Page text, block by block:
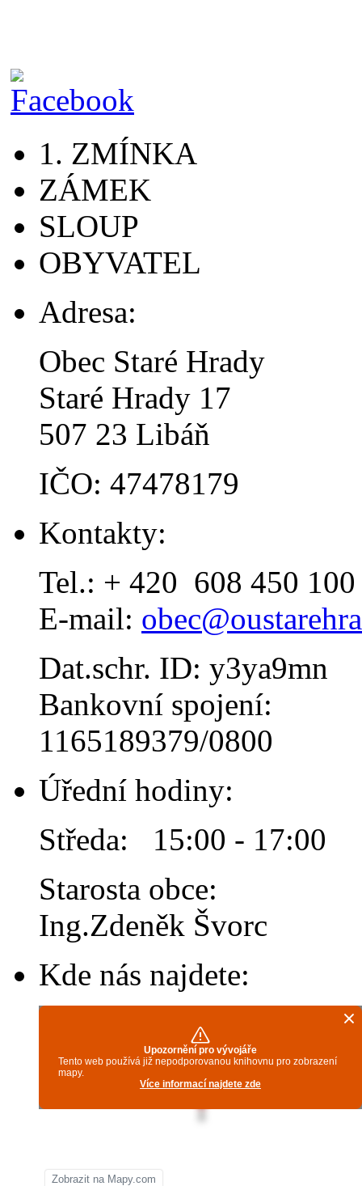
1. ZMÍNKA
ZÁMEK
SLOUP
OBYVATEL
Adresa:
Obec Staré Hrady
Staré Hrady 17
507 23 Libáň
IČO: 47478179
Kontakty:
Tel.: + 420 608 450 100
E-mail:
Dat.schr. ID: y3ya9mn
Bankovní spojení:
1165189379/0800
Úřední hodiny:
Středa: 15:00 - 17:00
Starosta obce:
Ing.Zdeněk Švorc
Kde nás najdete: